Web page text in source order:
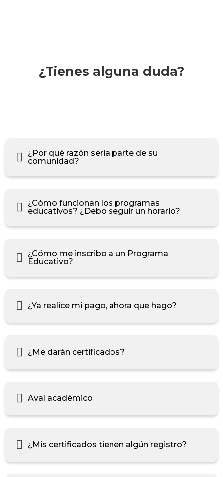
¿Tienes alguna duda?
¿Por qué razón seria parte de su
comunidad?
¿Cómo funcionan los programas
educativos? ¿Debo seguir un horario?
¿Cómo me inscribo a un Programa
Educativo?
¿Ya realice mi pago, ahora que hago?
¿Me darán certificados?
Aval académico
¿Mis certificados tienen algún registro?